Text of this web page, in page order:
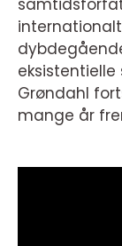
eksistentielle
Grøndahl
mange år